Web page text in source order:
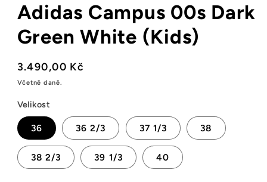
okně
Adidas Campus 00s Dark
Green White (Kids)
Běžná
cena
3.490,00 Kč
Včetně daně.
Velikost
36 36 2/3 37 1/3 38
38 2/3 39 1/3 40